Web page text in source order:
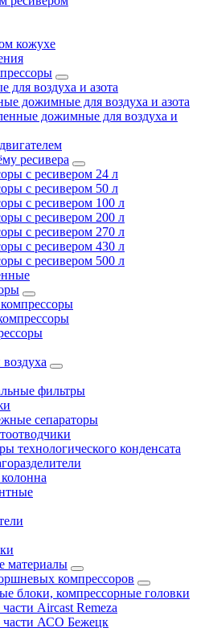
кожухе
для воздуха и азота
дожимные для воздуха и азота
дожимные для воздуха и
ресивера
с ресивером 24 л
с ресивером 50 л
с ресивером 100 л
с ресивером 200 л
с ресивером 270 л
с ресивером 430 л
с ресивером 500 л
фильтры
сепараторы
технологического конденсата
материалы
компрессоров
блоки, компрессорные головки
Aircast Remeza
части АСО Бежецк